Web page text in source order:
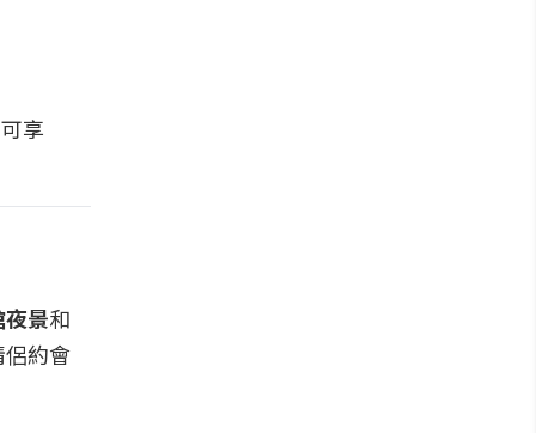
享
景和
約會